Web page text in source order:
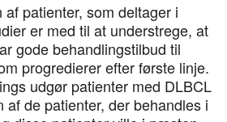
patienter, som deltager i
er med til at understrege, at
gode behandlingstilbud til
progredierer efter første linje.
udgør patienter med DLBCL
af de patienter, der behandles i